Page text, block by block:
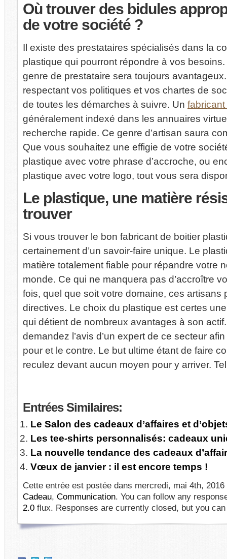
Où trouver des bidules
de votre société ?
Il existe des prestataires spécialisés dans la
plastique qui pourront répondre à vos
genre de prestataire sera toujours
respectant vos politiques et vos chartes de
de toutes les démarches à suivre. Un
généralement indexé dans les annuaires
recherche rapide. Ce genre d’artisan saura
Que vous souhaitez une effigie de votre
plastique avec votre phrase d’accroche, ou
plastique avec votre logo, tout vous sera
Le plastique, une matière
trouver
Si vous trouver le bon fabricant de boitier
certainement d’un savoir-faire unique. Le
matière totalement fiable pour répandre votre
monde. Ce qui ne manquera pas d’accroître
fois, quel que soit votre domaine, ces artisans
directives. Le choix du plastique est certes
qui détient de nombreux avantages à son
demandez l’avis d’un expert de ce secteur
pour et le contre. Le but ultime étant de faire
reculez devant aucun moyen pour y arriver.
EntréesSimilaires:
Le Salon des cadeaux d’affaires et
Les tee-shirts personnalisés: cadeaux
La nouvelle tendance des cadeaux
Vœux de janvier : il est encore temps !
Cette entrée est postée dans mercredi, mai 4th,
Cadeau, Communication. You can follow any
2.0 flux. Responses are currently closed, but you